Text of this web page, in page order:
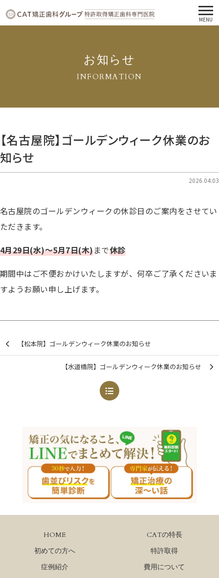
MENU
お知らせ
INFORMATION
【名古屋院】ゴールデンウィーク休業のお
知らせ
2026.04.03
名古屋院のゴールデンウィークの休診日のご案内をさせてい
ただきます。
4月29日(水)～5月7日(木)まで休診
期間中はご不便おかけいたしますが、何卒ご了承くださいま
すようお願い申し上げます。
【松本院】ゴールデンウィーク休業のお知らせ
【水道橋院】ゴールデンウィーク休業のお知らせ
HOME
CATの特長
初めての方へ
特許取得
症例紹介
費用について